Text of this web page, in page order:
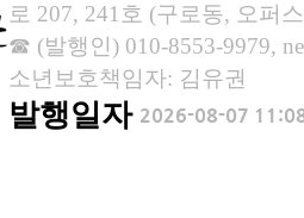
로 207, 241호 (구로동, 오퍼
☎ (발행인) 010-8553-9979,
소년보호책임자: 김유권
발행일자